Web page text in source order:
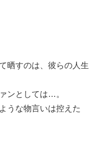
晒すのは、彼らの人生
ンとしては…。
うな物言いは控えた